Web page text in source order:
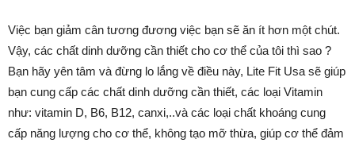
Việc bạn giảm cân tương đương việc bạn sẽ ăn ít hơn một chút.
Vậy, các chất dinh dưỡng cần thiết cho cơ thể của tôi thì sao ?
Bạn hãy yên tâm và đừng lo lắng về điều này, Lite Fit Usa sẽ giúp
bạn cung cấp các chất dinh dưỡng cần thiết, các loại Vitamin
như: vitamin D, B6, B12, canxi,..và các loại chất khoáng cung
cấp năng lượng cho cơ thể, không tạo mỡ thừa, giúp cơ thể đảm